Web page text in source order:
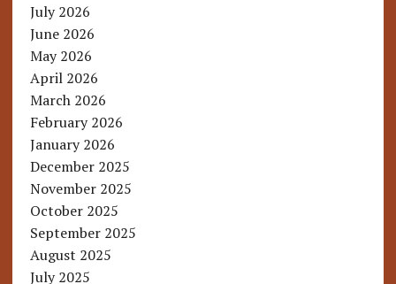
July 2026
June 2026
May 2026
April 2026
March 2026
February 2026
January 2026
December 2025
November 2025
October 2025
September 2025
August 2025
July 2025